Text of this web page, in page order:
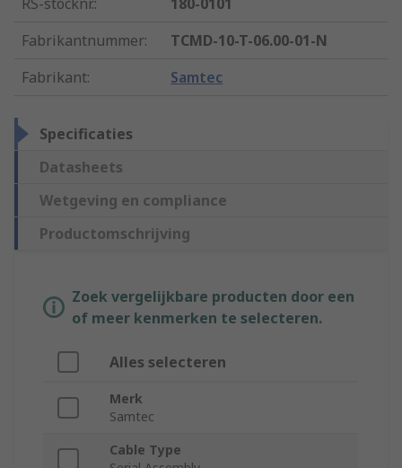
RS-stocknr.:
180-0101
Fabrikantnummer:
TCMD-10-T-06.00-01-N
Fabrikant: Samtec
Specificaties
Datasheets
Wetgeving en compliance
Productomschrijving
Zoek vergelijkbare producten door een
of meer kenmerken te selecteren.
Alles selecteren
Merk
Samtec
Cable Type